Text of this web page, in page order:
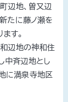
辺地、曽又辺
たに藤ノ瀬を
す。
和辺地の神和住
中斉辺地とし
に満泉寺地区